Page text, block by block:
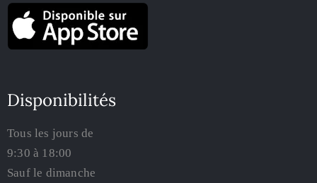
Disponibilités
Tous les jours de
9:30 à 18:00
Sauf le dimanche